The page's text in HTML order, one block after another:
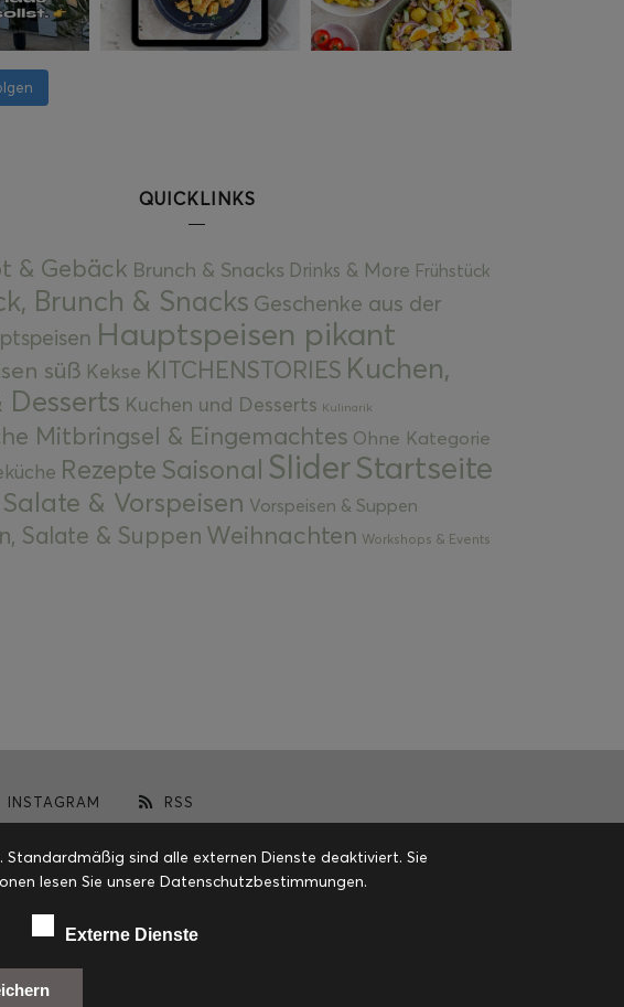
QUICKLINKS
& Gebäck Brunch & Snacks Drinks & More Frühstück
Brunch & Snacks Geschenke aus der
Hauptspeisen pikant
süß Kekse KITCHENSTORIES Kuchen,
Desserts Kuchen und Desserts Kulinarik
Mitbringsel & Eingemachtes Ohne Kategorie
Rezepte Saisonal SliderStartseite
& Vorspeisen Vorspeisen & Suppen
Salate & Suppen Weihnachten Workshops & Events
INSTAGRAM RSS
sind alle externen Dienste deaktiviert. Sie
lesen Sie unsere Datenschutzbestimmungen.
Externe Dienste